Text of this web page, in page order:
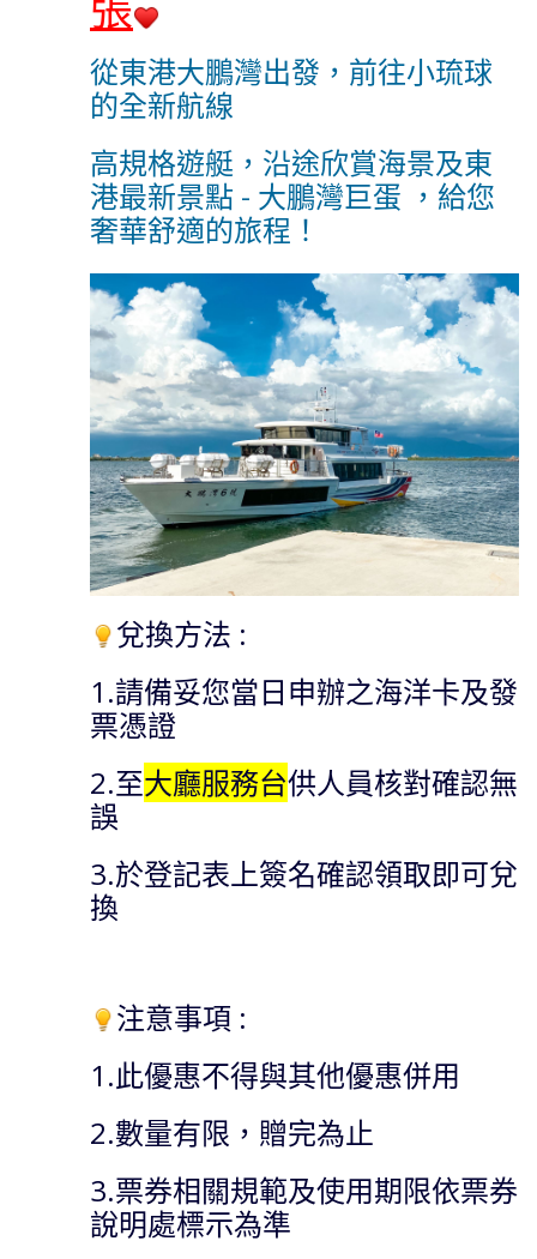
從東港大鵬灣出發，前往小琉球
的全新航線
高規格遊艇， 沿途欣賞海景及東
港最新景點 - 大鵬灣巨蛋 ， 給您
奢華舒適的旅程 ！
兌換方法 :
1.請備妥您當日申辦之海洋卡及發
票憑證
2.至大廳服務台供人員核對確認無
誤
3.於登記表上簽名確認領取即可兌
換
注意事項 :
1.此優惠不得與其他優惠併用
2.數量有限，贈完為止
3.票券相關規範及使用期限依票券
說明處標示為準